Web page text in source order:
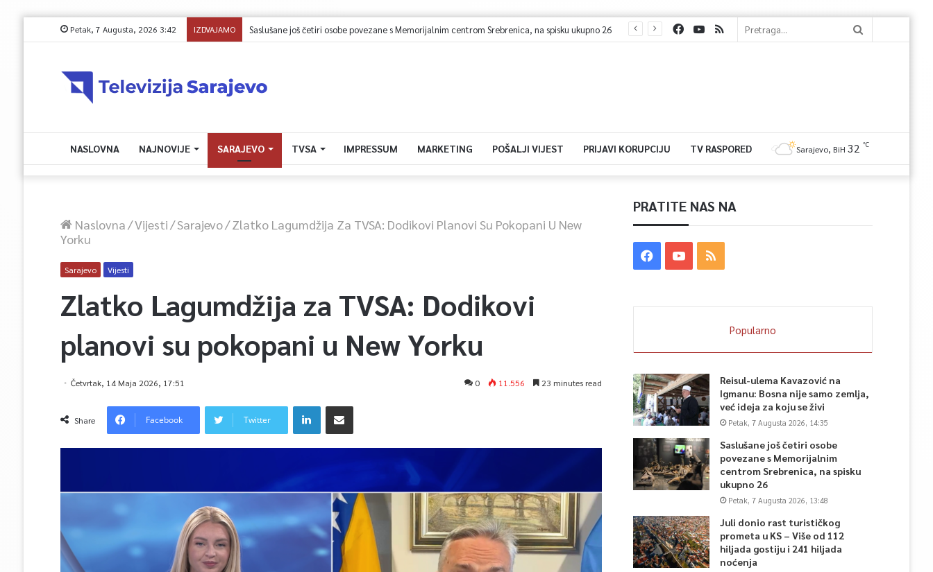
Petak, 7 Augusta, 2026 3:42 IZDVAJAMO Juli donio rast turističkog prometa u KS – Više od 112 hiljada gostiju i 241 hiljada noćenja
NASLOVNA NAJNOVIJE SARAJEVO TVSA IMPRESSUM MARKETING POŠALJI VIJEST PRIJAVI KORUPCIJU TV RASPORED Sarajevo, BiH 32 ℃
Naslovna/Vijesti/Sarajevo/Zlatko Lagumdžija Za TVSA: Dodikovi Planovi Su Pokopani U New
Yorku
Sarajevo Vijesti
Zlatko Lagumdžija za TVSA: Dodikovi
planovi su pokopani u New Yorku
Četvrtak, 14 Maja 2026, 17:51 0 11.556 23 minutes read
Share Facebook Twitter
PRATITE NAS NA
Popularno
Reisul-ulema Kavazović na
Igmanu: Bosna nije samo zemlja,
već ideja za koju se živi
Petak, 7 Augusta 2026, 14:35
Saslušane još četiri osobe
povezane s Memorijalnim
centrom Srebrenica, na spisku
ukupno 26
Petak, 7 Augusta 2026, 13:48
Juli donio rast turističkog
prometa u KS – Više od 112
hiljada gostiju i 241 hiljada
noćenja